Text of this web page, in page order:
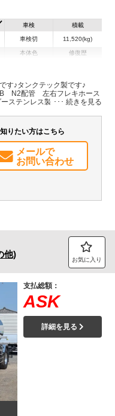
車検
車検切
積載
11,520(kg)
本体色 修復歴
す♪タンクテック製です♪
N2配管 左右フレキホース
ステンレス製 工具箱/消火
りたい方はこちら
メールで
お問い合わせ
他) お気に入り
支払総額：
ASK
詳細を見る